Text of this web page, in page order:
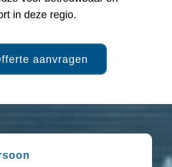
in deze regio.
aanvragen